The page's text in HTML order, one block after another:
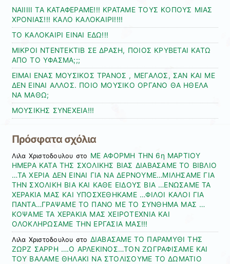
ΝΑΙΙΙΙΙ ΤΑ ΚΑΤΑΦΕΡΑΜΕ!!! ΚΡΑΤΑΜΕ ΤΟΥΣ ΚΟΠΟΥΣ ΜΙΑΣ
ΧΡΟΝΙΑΣ!!! ΚΑΛΟ ΚΑΛΟΚΑΙΡΙ!!!!
ΤΟ ΚΑΛΟΚΑΙΡΙ ΕΙΝΑΙ ΕΔΩ!!!
ΜΙΚΡΟΙ ΝΤΕΝΤΕΚΤΙΒ ΣΕ ΔΡΑΣΗ, ΠΟΙΟΣ ΚΡΥΒΕΤΑΙ ΚΑΤΩ
ΑΠΟ ΤΟ ΥΦΑΣΜΑ;;;
ΕΙΜΑΙ ΕΝΑΣ ΜΟΥΣΙΚΟΣ ΤΡΑΝΟΣ , ΜΕΓΑΛΟΣ, ΣΑΝ ΚΑΙ ΜΕ
ΔΕΝ ΕΙΝΑΙ ΑΛΛΟΣ. ΠΟΙΟ ΜΟΥΣΙΚΟ ΟΡΓΑΝΟ ΘΑ ΗΘΕΛΑ
ΝΑ ΜΑΘΩ;
ΜΟΥΣΙΚΗΣ ΣΥΝΕΧΕΙΑ!!!
Πρόσφατα σχόλια
Λιλα Χριστοδουλου στο ΜΕ ΑΦΟΡΜΗ ΤΗΝ 6η ΜΑΡΤΙΟΥ
ΗΜΕΡΑ ΚΑΤΑ ΤΗΣ ΣΧΟΛΙΚΗΣ ΒΙΑΣ ΔΙΑΒΑΣΑΜΕ ΤΟ ΒΙΒΛΙΟ
…ΤΑ ΧΕΡΙΑ ΔΕΝ ΕΙΝΑΙ ΓΙΑ ΝΑ ΔΕΡΝΟΥΜΕ…ΜΙΛΗΣΑΜΕ ΓΙΑ
ΤΗΝ ΣΧΟΛΙΚΗ ΒΙΑ ΚΑΙ ΚΑΘΕ ΕΙΔΟΥΣ ΒΙΑ …ΕΝΩΣΑΜΕ ΤΑ
ΧΕΡΑΚΙΑ ΜΑΣ ΚΑΙ ΥΠΟΣΧΕΘΗΚΑΜΕ …ΦΙΛΟΙ ΚΑΛΟΙ ΓΙΑ
ΠΑΝΤΑ…ΓΡΑΨΑΜΕ ΤΟ ΠΑΝΟ ΜΕ ΤΟ ΣΥΝΘΗΜΑ ΜΑΣ …
ΚΟΨΑΜΕ ΤΑ ΧΕΡΑΚΙΑ ΜΑΣ ΧΕΙΡΟΤΕΧΝΙΑ ΚΑΙ
ΟΛΟΚΛΗΡΩΣΑΜΕ ΤΗΝ ΕΡΓΑΣΙΑ ΜΑΣ!!!
Λιλα Χριστοδουλου στο ΔΙΑΒΑΣΑΜΕ ΤΟ ΠΑΡΑΜΥΘΙ ΤΗΣ
ΖΩΡΖ ΣΑΡΡΗ ….Ο ΑΡΛΕΚΙΝΟΣ…ΤΟΝ ΖΩΓΡΑΦΙΣΑΜΕ ΚΑΙ
ΤΟΥ ΒΑΛΑΜΕ ΘΗΛΑΚΙ ΝΑ ΣΤΟΛΙΣΟΥΜΕ ΤΟ ΔΩΜΑΤΙΟ